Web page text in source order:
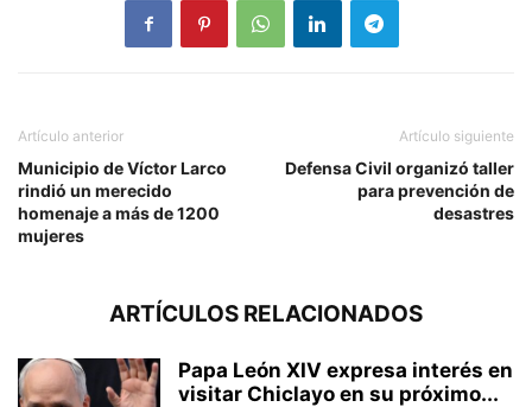
Artículo anterior
Municipio de Víctor Larco
rindió un merecido
homenaje a más de 1200
mujeres
Artículo siguiente
Defensa Civil organizó taller
para prevención de
desastres
ARTÍCULOS RELACIONADOS
Papa León XIV expresa interés en
visitar Chiclayo en su próximo...